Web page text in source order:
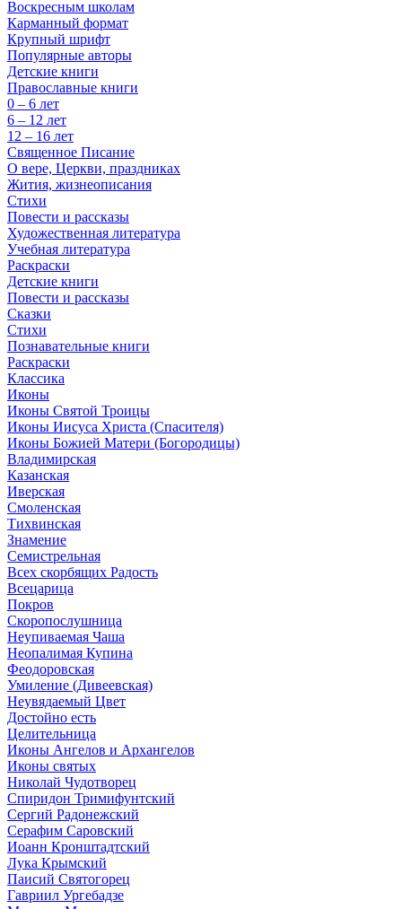
Воскресным школам
Карманный формат
Крупный шрифт
Популярные авторы
Детские книги
Православные книги
0 – 6 лет
6 – 12 лет
12 – 16 лет
Священное Писание
О вере, Церкви, праздниках
Жития, жизнеописания
Стихи
Повести и рассказы
Художественная литература
Учебная литература
Раскраски
Детские книги
Повести и рассказы
Сказки
Стихи
Познавательные книги
Раскраски
Классика
Иконы
Иконы Святой Троицы
Иконы Иисуса Христа (Спасителя)
Иконы Божией Матери (Богородицы)
Владимирская
Казанская
Иверская
Смоленская
Тихвинская
Знамение
Семистрельная
Всех скорбящих Радость
Всецарица
Покров
Скоропослушница
Неупиваемая Чаша
Неопалимая Купина
Феодоровская
Умиление (Дивеевская)
Неувядаемый Цвет
Достойно есть
Целительница
Иконы Ангелов и Архангелов
Иконы святых
Николай Чудотворец
Спиридон Тримифунтский
Сергий Радонежский
Серафим Саровский
Иоанн Кронштадтский
Лука Крымский
Паисий Святогорец
Гавриил Ургебадзе